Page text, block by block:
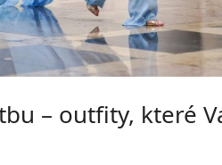
– outfity, které